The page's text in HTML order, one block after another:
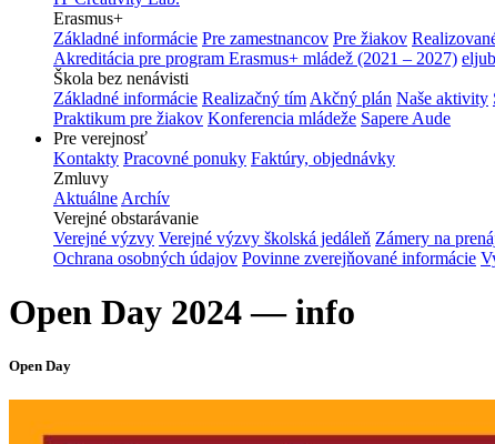
Erasmus+
Základné informácie Pre zamestnancov Pre žiakov
Akreditácia pre program Erasmus+ mládež (2021 – 2027) eljub
Škola bez nenávisti
Základné informácie Realizačný tím Akčný plán Naše aktivity
Praktikum pre žiakov Konferencia mládeže Sapere Aude
Pre verejnosť
Kontakty Pracovné ponuky Faktúry, objednávky
Zmluvy
Aktuálne Archív
Verejné obstarávanie
Verejné výzvy Verejné výzvy školská jedáleň Zámery na
Ochrana osobných údajov Povinne zverejňované informácie
Open Day 2024 — info
Open Day